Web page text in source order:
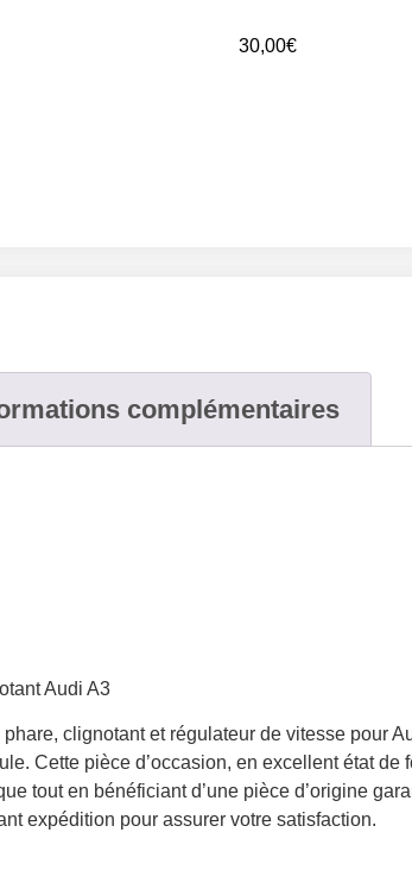
30,00€
complémentaires
clignotant et régulateur de vitesse pour
Cette pièce d’occasion, en excellent état
tout en bénéficiant d’une pièce d’origine
expédition pour assurer votre satisfaction.